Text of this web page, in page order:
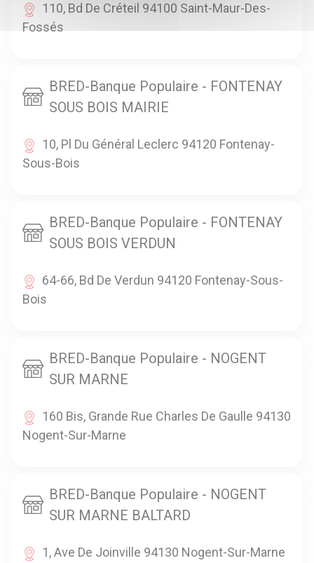
110, Bd De Créteil 94100 Saint-Maur-Des-
Fossés
BRED-Banque Populaire - FONTENAY
SOUS BOIS MAIRIE
10, Pl Du Général Leclerc 94120 Fontenay-
Sous-Bois
BRED-Banque Populaire - FONTENAY
SOUS BOIS VERDUN
64-66, Bd De Verdun 94120 Fontenay-Sous-
Bois
BRED-Banque Populaire - NOGENT
SUR MARNE
160 Bis, Grande Rue Charles De Gaulle 94130
Nogent-Sur-Marne
BRED-Banque Populaire - NOGENT
SUR MARNE BALTARD
1, Ave De Joinville 94130 Nogent-Sur-Marne